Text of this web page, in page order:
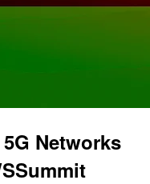
5G Networks